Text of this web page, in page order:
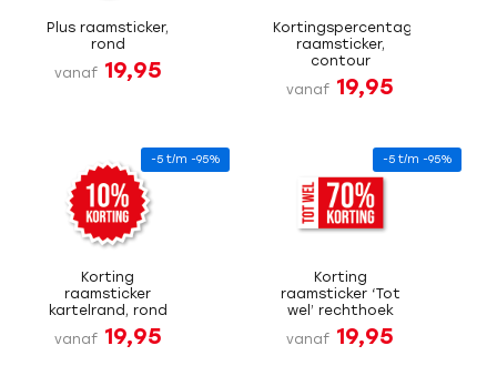
Plus raamsticker,
rond
vanaf 19,95
Kortingspercentage
raamsticker,
contour
vanaf 19,95
-5 t/m -95%
Korting
raamsticker
kartelrand, rond
vanaf 19,95
-5 t/m -95%
Korting
raamsticker ‘Tot
wel’ rechthoek
vanaf 19,95